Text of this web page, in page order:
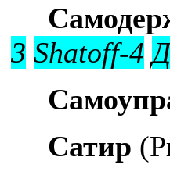
3 Shatoff-4
Сатир